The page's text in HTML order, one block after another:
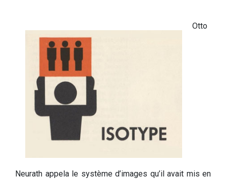
Otto
Neurath appela le système d’images qu’il avait mis en